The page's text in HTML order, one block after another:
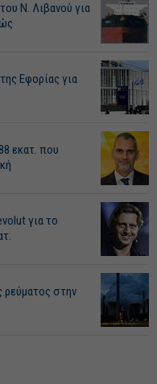
Ν. Λιβανού για
Εφορίας για
εκατ. που
για το
ρεύματος στην